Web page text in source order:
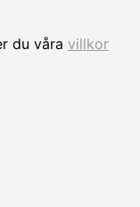
du våra villkor